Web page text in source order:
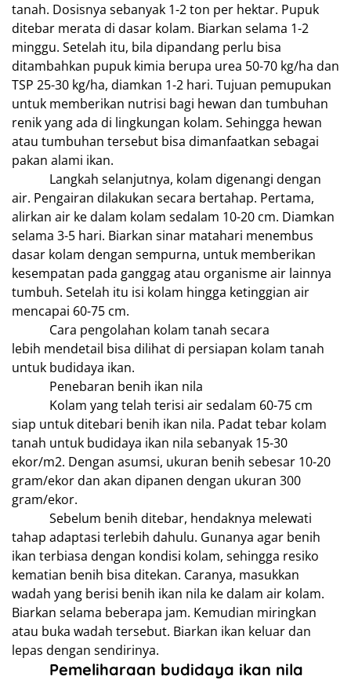
tanah. Dosisnya sebanyak 1-2 ton per hektar. Pupuk
ditebar merata di dasar kolam. Biarkan selama 1-2
minggu. Setelah itu, bila dipandang perlu bisa
ditambahkan pupuk kimia berupa urea 50-70 kg/ha dan
TSP 25-30 kg/ha, diamkan 1-2 hari. Tujuan pemupukan
untuk memberikan nutrisi bagi hewan dan tumbuhan
renik yang ada di lingkungan kolam. Sehingga hewan
atau tumbuhan tersebut bisa dimanfaatkan sebagai
pakan alami ikan.
Langkah selanjutnya, kolam digenangi dengan
air. Pengairan dilakukan secara bertahap. Pertama,
alirkan air ke dalam kolam sedalam 10-20 cm. Diamkan
selama 3-5 hari. Biarkan sinar matahari menembus
dasar kolam dengan sempurna, untuk memberikan
kesempatan pada ganggag atau organisme air lainnya
tumbuh. Setelah itu isi kolam hingga ketinggian air
mencapai 60-75 cm.
Cara pengolahan kolam tanah secara
lebih mendetail bisa dilihat di persiapan kolam tanah
untuk budidaya ikan.
Penebaran benih ikan nila
Kolam yang telah terisi air sedalam 60-75 cm
siap untuk ditebari benih ikan nila. Padat tebar kolam
tanah untuk budidaya ikan nila sebanyak 15-30
ekor/m2. Dengan asumsi, ukuran benih sebesar 10-20
gram/ekor dan akan dipanen dengan ukuran 300
gram/ekor.
Sebelum benih ditebar, hendaknya melewati
tahap adaptasi terlebih dahulu. Gunanya agar benih
ikan terbiasa dengan kondisi kolam, sehingga resiko
kematian benih bisa ditekan. Caranya, masukkan
wadah yang berisi benih ikan nila ke dalam air kolam.
Biarkan selama beberapa jam. Kemudian miringkan
atau buka wadah tersebut. Biarkan ikan keluar dan
lepas dengan sendirinya.
Pemeliharaan budidaya ikan nila